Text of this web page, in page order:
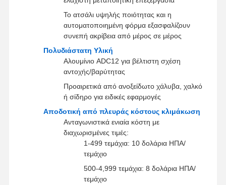
Περίβλημα Die Χύσιμο
Ταχεία πρωτότυπα
επεξεργασία μεταλλικής επιφάνειας
Σχήματα χύτευσης πεπιεσμένων
Το ατσάλι υψηλής ποιότητας και η
αυτοματοποιημένη φόρμα εξασφαλίζουν
συνεπή ακρίβεια από μέρος σε μέρος
Πολυδιάστατη Υλική
Αλουμίνιο ADC12 για βέλτιστη σχέση
αντοχής/βαρύτητας
Προαιρετικά από ανοξείδωτο χάλυβα, χαλκό
ή σίδηρο για ειδικές εφαρμογές
Αποδοτική από πλευράς κόστους κλιμάκωση
Ανταγωνιστικά ενιαία κόστη με
διαχωρισμένες τιμές:
1-499 τεμάχια: 10 δολάρια ΗΠΑ/
τεμάχιο
500-4,999 τεμάχια: 8 δολάρια ΗΠΑ/
τεμάχιο